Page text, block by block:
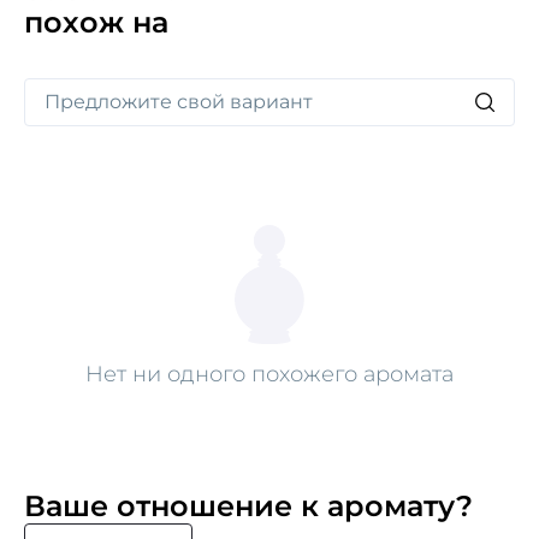
похож на
Нет ни одного похожего аромата
Ваше отношение к аромату?